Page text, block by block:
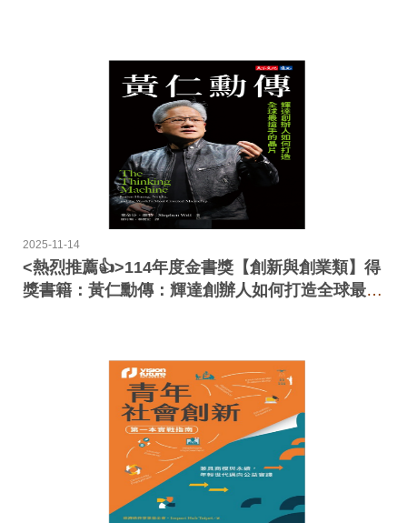
2025-11-14
<熱烈推薦👍>114年度金書獎【創新與創業類】得
獎書籍：黃仁勳傳：輝達創辦人如何打造全球最搶